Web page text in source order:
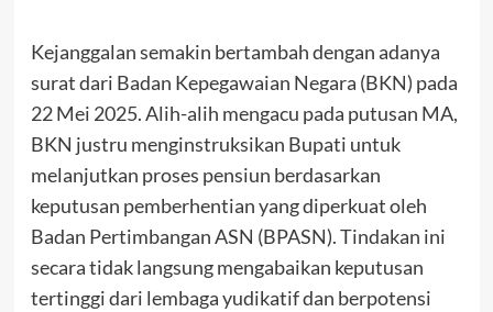
Kejanggalan semakin bertambah dengan adanya
surat dari Badan Kepegawaian Negara (BKN) pada
22 Mei 2025. Alih-alih mengacu pada putusan MA,
BKN justru menginstruksikan Bupati untuk
melanjutkan proses pensiun berdasarkan
keputusan pemberhentian yang diperkuat oleh
Badan Pertimbangan ASN (BPASN). Tindakan ini
secara tidak langsung mengabaikan keputusan
tertinggi dari lembaga yudikatif dan berpotensi